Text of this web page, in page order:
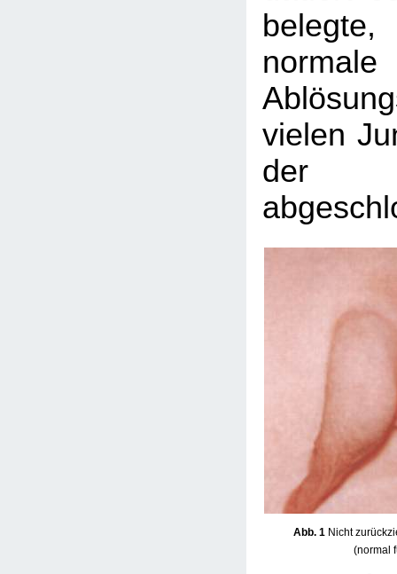
normale
vielen
der
Abb. 1 Nicht
(normal